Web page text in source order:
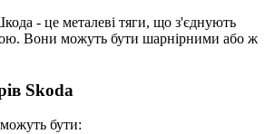
- це металеві тяги, що з'єднують
Вони можуть бути шарнірними або ж
Skoda
бути: